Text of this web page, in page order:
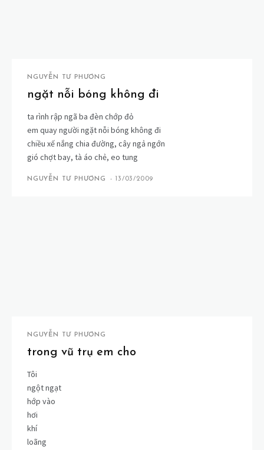
NGUYỄN TƯ PHƯƠNG
ngặt nỗi bóng không đi
ta rình rập ngã ba đèn chớp đỏ
em quay người ngặt nỗi bóng không đi
chiều xế nắng chia đường, cây ngả ngớn
gió chợt bay, tà áo chẻ, eo tung
NGUYỄN TƯ PHƯƠNG - 13/03/2009
NGUYỄN TƯ PHƯƠNG
trong vũ trụ em cho
Tôi
ngột ngạt
hớp vào
hơi
khí
loãng